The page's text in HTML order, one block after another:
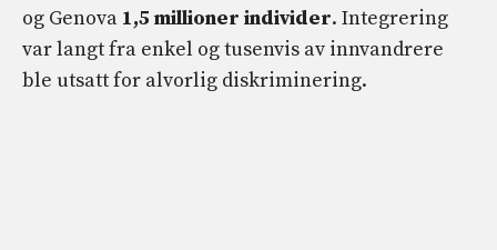
og Genova 1,5 millioner individer. Integrering
var langt fra enkel og tusenvis av innvandrere
ble utsatt for alvorlig diskriminering.